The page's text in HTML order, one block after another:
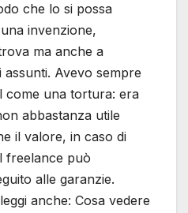
che lo si possa
invenzione,
ma anche a
assunti. Avevo sempre
come una tortura: era
abbastanza utile
il valore, in caso di
freelance può
alle garanzie.
anche: Cosa vedere